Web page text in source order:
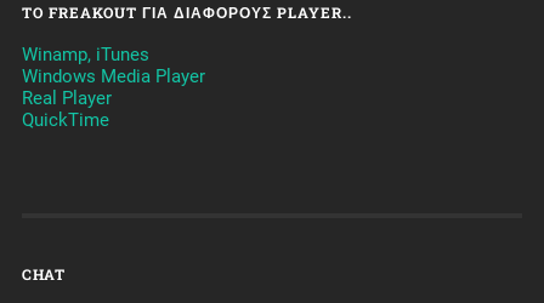
TO FREAKOUT ΓΙΑ ΔΙΆΦΟΡΟΥΣ PLAYER..
Winamp, iTunes
Windows Media Player
Real Player
QuickTime
CHAT